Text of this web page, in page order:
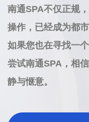
南通SPA不仅正规
操作，已经成为都
如果您也在寻找一
尝试南通SPA，相
静与惬意。